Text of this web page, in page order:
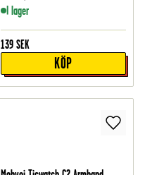
I lager
139 SEK
KÖP